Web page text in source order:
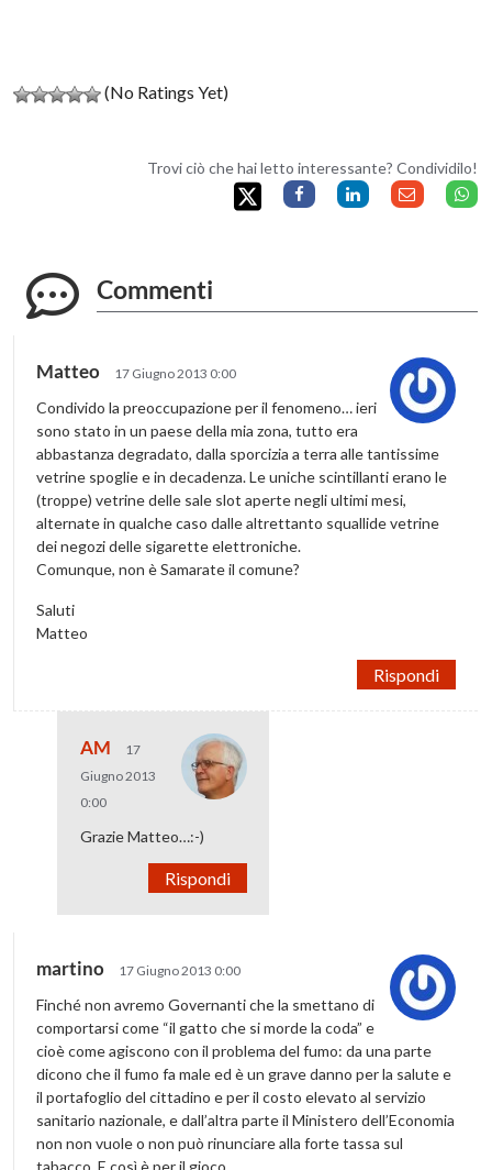
(No Ratings Yet)
Trovi ciò che hai letto interessante? Condividilo!
Commenti
Matteo 17 Giugno 2013 0:00
Condivido la preoccupazione per il fenomeno… ieri
sono stato in un paese della mia zona, tutto era
abbastanza degradato, dalla sporcizia a terra alle tantissime
vetrine spoglie e in decadenza. Le uniche scintillanti erano le
(troppe) vetrine delle sale slot aperte negli ultimi mesi,
alternate in qualche caso dalle altrettanto squallide vetrine
dei negozi delle sigarette elettroniche.
Comunque, non è Samarate il comune?
Saluti
Matteo
Rispondi
AM
17
Giugno 2013
0:00
Grazie Matteo…:-)
Rispondi
martino 17 Giugno 2013 0:00
Finché non avremo Governanti che la smettano di
comportarsi come “il gatto che si morde la coda” e
cioè come agiscono con il problema del fumo: da una parte
dicono che il fumo fa male ed è un grave danno per la salute e
il portafoglio del cittadino e per il costo elevato al servizio
sanitario nazionale, e dall’altra parte il Ministero dell’Economia
non non vuole o non può rinunciare alla forte tassa sul
tabacco. E così è per il gioco.